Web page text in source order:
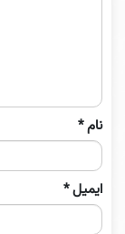
نام*
ایمیل*